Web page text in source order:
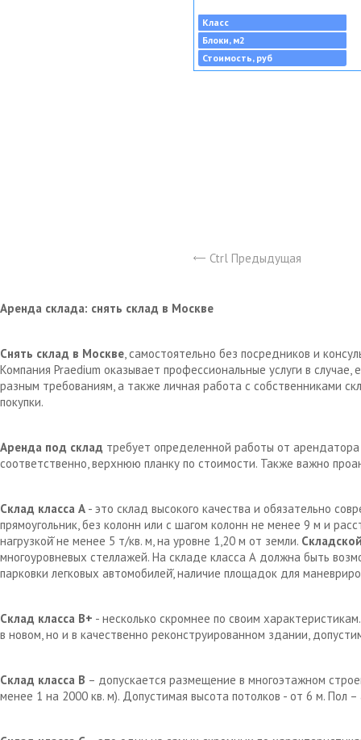
Класс
Блоки, м2
Стоимость, руб
Ctrl Предыдущая
Аренда склада: снять склад в Москве
Снять склад в Москве, самостоятельно без посредников и
Компания Praedium оказывает профессиональные услуги в
разным требованиям, а также личная работа с собственниками
покупки.
Аренда под склад требует определенной работы от
соответственно, верхнюю планку по стоимости. Также важно
Склад класса А - это склад высокого качества и обязательно
прямоугольник, без колонн или с шагом колонн не менее 9 м и
нагрузкой̆ не менее 5 т/кв. м, на уровне 1,20 м от земли.
многоуровневых стеллажей. На складе класса А должна быть
парковки легковых автомобилей̆, наличие площадок для
Склад класса В+ - несколько скромнее по своим
в новом, но и в качественно реконструированном здании,
Склад класса В – допускается размещение в многоэтажном
менее 1 на 2000 кв. м). Допустимая высота потолков - от 6 м. Пол